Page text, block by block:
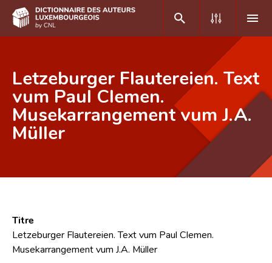
DE FR
Accueil
Auteur(e)s A-Z
Équipe scientifique
Letzeburger Flautereien. Text
vum Paul Clemen.
Musekarrangement vum J.A.
Müller
Titre
Letzeburger Flautereien. Text vum Paul Clemen.
Musekarrangement vum J.A. Müller